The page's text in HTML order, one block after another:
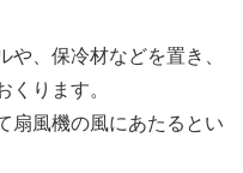
や、保冷材などを置き、
くります。
扇風機の風にあたるとい